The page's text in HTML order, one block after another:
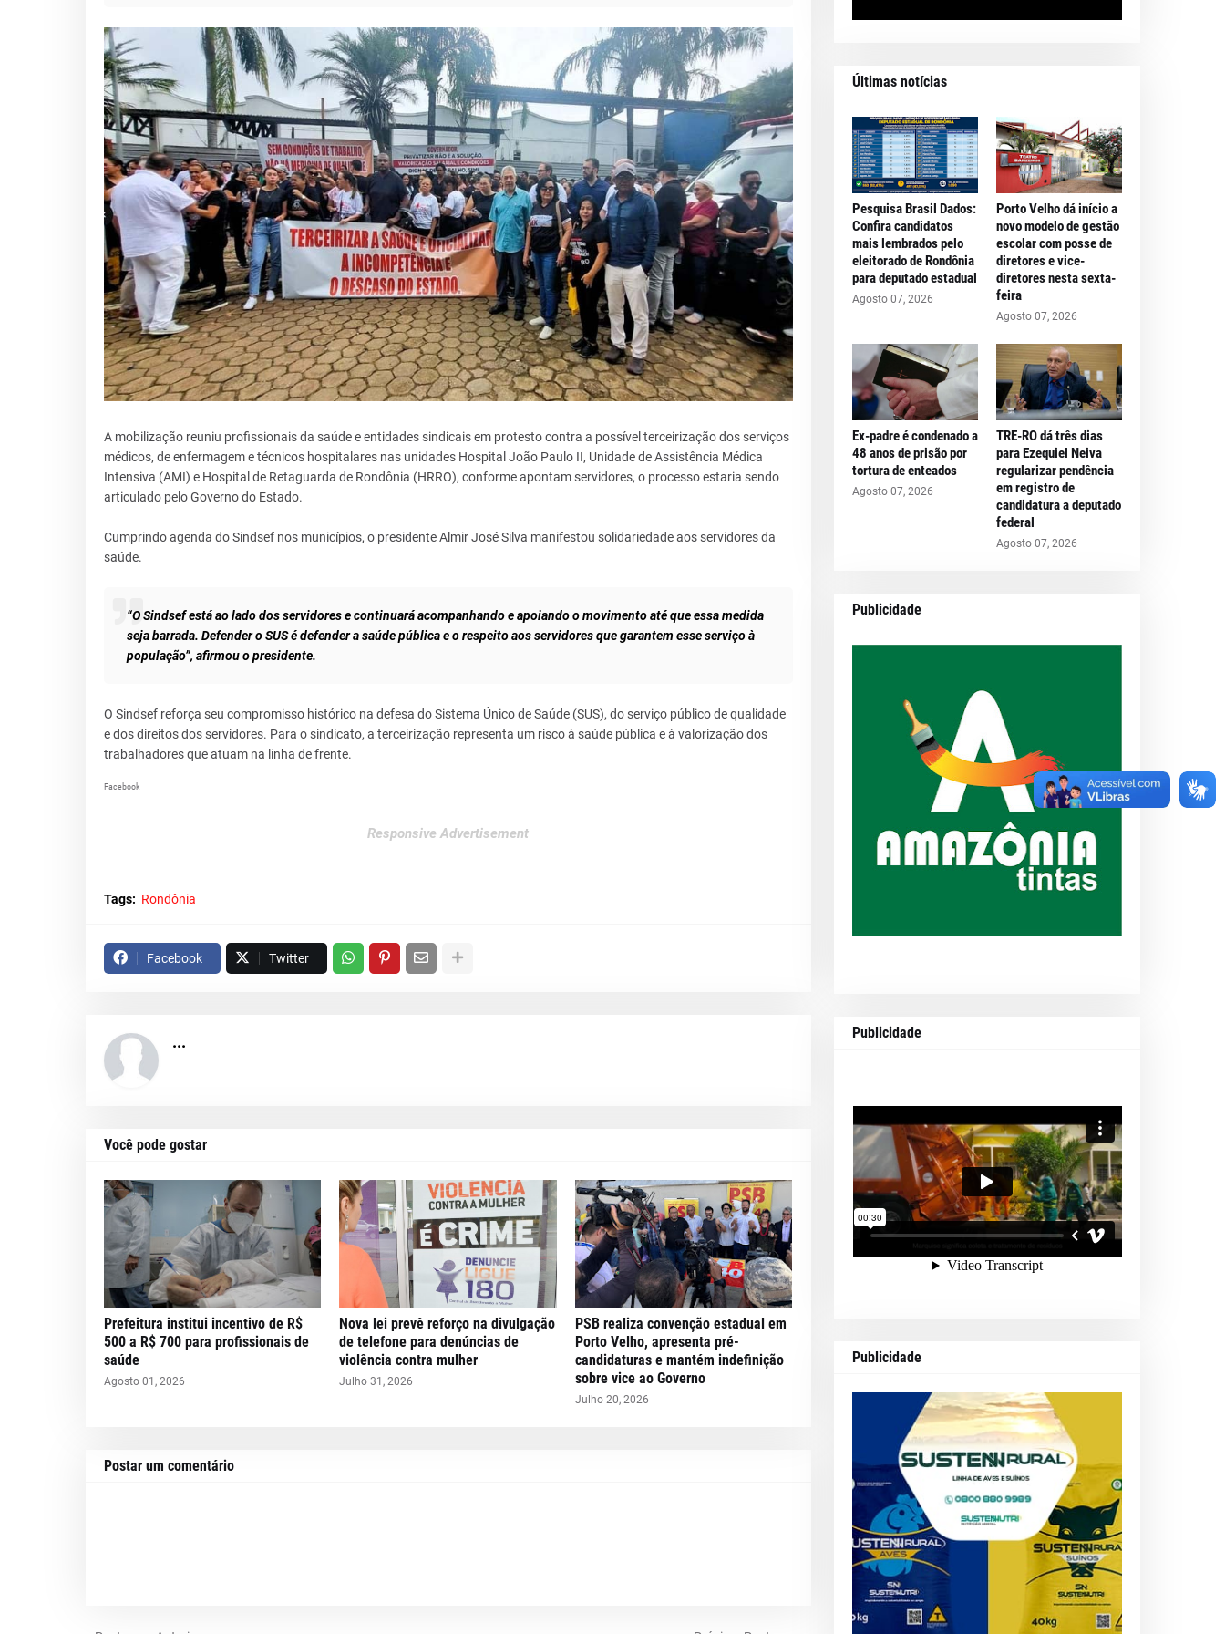
A mobilização reuniu profissionais da saúde e entidades sindicais em protesto contra a possível terceirização dos serviços
médicos, de enfermagem e técnicos hospitalares nas unidades Hospital João Paulo II, Unidade de Assistência Médica
Intensiva (AMI) e Hospital de Retaguarda de Rondônia (HRRO), conforme apontam servidores, o processo estaria sendo
articulado pelo Governo do Estado.
Cumprindo agenda do Sindsef nos municípios, o presidente Almir José Silva manifestou solidariedade aos servidores da
saúde.
“O Sindsef está ao lado dos servidores e continuará acompanhando e apoiando o movimento até que essa medida
seja barrada. Defender o SUS é defender a saúde pública e o respeito aos servidores que garantem esse serviço à
população”, afirmou o presidente.
O Sindsef reforça seu compromisso histórico na defesa do Sistema Único de Saúde (SUS), do serviço público de qualidade
e dos direitos dos servidores. Para o sindicato, a terceirização representa um risco à saúde pública e à valorização dos
trabalhadores que atuam na linha de frente.
Facebook
Responsive Advertisement
Tags: Rondônia
Facebook Twitter
...
Você pode gostar
Prefeitura institui incentivo de R$
500 a R$ 700 para profissionais de
saúde
Agosto 01, 2026
Nova lei prevê reforço na divulgação
de telefone para denúncias de
violência contra mulher
Julho 31, 2026
PSB realiza convenção estadual em
Porto Velho, apresenta pré-
candidaturas e mantém indefinição
sobre vice ao Governo
Julho 20, 2026
Postar um comentário
Últimas notícias
Pesquisa Brasil Dados:
Confira candidatos
mais lembrados pelo
eleitorado de Rondônia
para deputado estadual
Agosto 07, 2026
Porto Velho dá início a
novo modelo de gestão
escolar com posse de
diretores e vice-
diretores nesta sexta-
feira
Agosto 07, 2026
Ex-padre é condenado a
48 anos de prisão por
tortura de enteados
Agosto 07, 2026
TRE-RO dá três dias
para Ezequiel Neiva
regularizar pendência
em registro de
candidatura a deputado
federal
Agosto 07, 2026
Publicidade
Publicidade
Publicidade